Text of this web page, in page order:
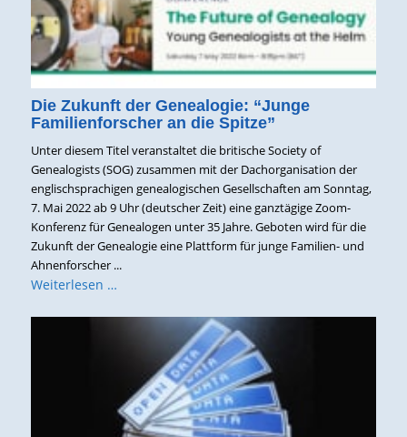
Die Zukunft der Genealogie: “Junge
Familienforscher an die Spitze”
Unter diesem Titel veranstaltet die britische Society of
Genealogists (SOG) zusammen mit der Dachorganisation der
englischsprachigen genealogischen Gesellschaften am Sonntag,
7. Mai 2022 ab 9 Uhr (deutscher Zeit) eine ganztägige Zoom-
Konferenz für Genealogen unter 35 Jahre. Geboten wird für die
Zukunft der Genealogie eine Plattform für junge Familien- und
Ahnenforscher ...
Weiterlesen …